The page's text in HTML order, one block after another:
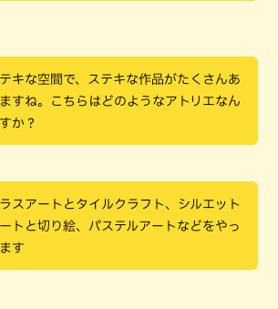
キな空間で、ステキな作品がたくさんあ
すね。こちらはどのようなアトリエなん
か？
スアートとタイルクラフト、シルエット
トと切り絵、パステルアートなどをやっ
す